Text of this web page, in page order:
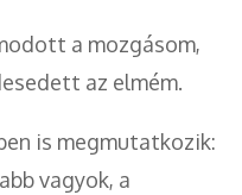
a mozgásom,
az elmém.
is megmutatkozik:
vagyok, a